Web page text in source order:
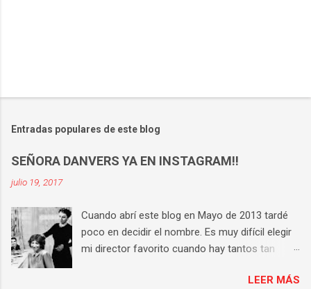
Entradas populares de este blog
SEÑORA DANVERS YA EN INSTAGRAM!!
julio 19, 2017
Cuando abrí este blog en Mayo de 2013 tardé
poco en decidir el nombre. Es muy difícil elegir
mi director favorito cuando hay tantos tan
es Hitchcock . Tiene una técnica perfecta, un
LEER MÁS